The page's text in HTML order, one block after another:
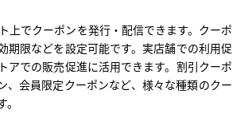
上でクーポンを発行・配信できます。クーポ
期限などを設定可能です。実店舗での利用促
アでの販売促進に活用できます。割引クーポ
、会員限定クーポンなど、様々な種類のクー